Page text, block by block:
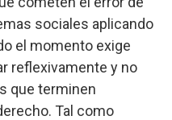
sociales aplicando
el momento exige
reflexivamente y no
que terminen
Tal como